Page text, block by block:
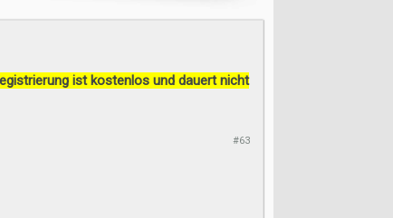
ist kostenlos und dauert nicht
#63